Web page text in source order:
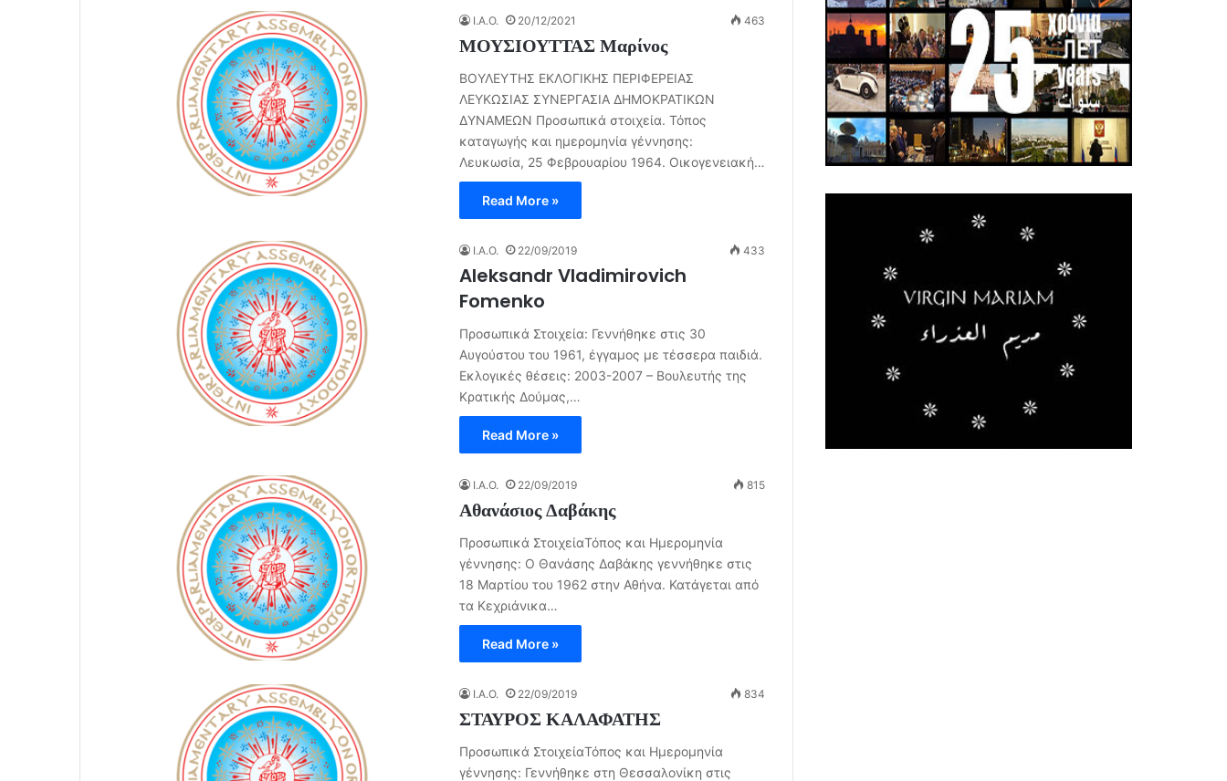
I.A.O. 20/12/2021 463
ΜΟΥΣΙΟΥΤΤΑΣ Μαρίνος
ΒΟΥΛΕΥΤΗΣ ΕΚΛΟΓΙΚΗΣ ΠΕΡΙΦΕΡΕΙΑΣ
ΛΕΥΚΩΣΙΑΣ ΣΥΝΕΡΓΑΣΙΑ ΔΗΜΟΚΡΑΤΙΚΩΝ
ΔΥΝΑΜΕΩΝ Προσωπικά στοιχεία. Τόπος
καταγωγής και ημερομηνία γέννησης:
Λευκωσία, 25 Φεβρουαρίου 1964. Οικογενειακή…
Read More »
I.A.O. 22/09/2019 433
Aleksandr Vladimirovich
Fomenko
Προσωπικά Στοιχεία: Γεννήθηκε στις 30
Αυγούστου του 1961, έγγαμος με τέσσερα παιδιά.
Εκλογικές θέσεις: 2003-2007 – Βουλευτής της
Κρατικής Δούμας,…
Read More »
I.A.O. 22/09/2019 815
Αθανάσιος Δαβάκης
Προσωπικά ΣτοιχείαΤόπος και Ημερομηνία
γέννησης: Ο Θανάσης Δαβάκης γεννήθηκε στις
18 Μαρτίου του 1962 στην Αθήνα. Κατάγεται από
τα Κεχριάνικα…
Read More »
I.A.O. 22/09/2019 834
ΣΤΑΥΡΟΣ ΚΑΛΑΦΑΤΗΣ
Προσωπικά ΣτοιχείαΤόπος και Ημερομηνία
γέννησης: Γεννήθηκε στη Θεσσαλονίκη στις